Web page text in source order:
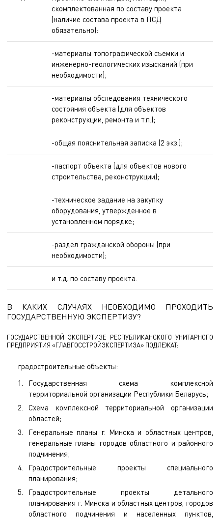
скомплектованная по составу проекта
(наличие состава проекта в ПСД
обязательно):
-материалы топографической съемки и
инженерно-геологических изысканий (при
необходимости);
-материалы обследования технического
состояния объекта (для объектов
реконструкции, ремонта и т.п.);
-общая пояснительная записка (2 экз.);
-паспорт объекта (для объектов нового
строительства, реконструкции);
-техническое задание на закупку
оборудования, утвержденное в
установленном порядке;
-раздел гражданской обороны (при
необходимости);
и т.д. по составу проекта.
В КАКИХ СЛУЧАЯХ НЕОБХОДИМО ПРОХОДИТЬ
ГОСУДАРСТВЕННУЮ ЭКСПЕРТИЗУ?
ГОСУДАРСТВЕННОЙ ЭКСПЕРТИЗЕ РЕСПУБЛИКАНСКОГО УНИТАРНОГО
ПРЕДПРИЯТИЯ «ГЛАВГОССТРОЙЭКСПЕРТИЗА» ПОДЛЕЖАТ:
градостроительные объекты:
Государственная схема комплексной
территориальной организации Республики Беларусь;
Схема комплексной территориальной организации
областей;
Генеральные планы г. Минска и областных центров,
генеральные планы городов областного и районного
подчинения;
Градостроительные проекты специального
планирования;
Градостроительные проекты детального
планирования г. Минска и областных центров, городов
областного подчинения и населенных пунктов,